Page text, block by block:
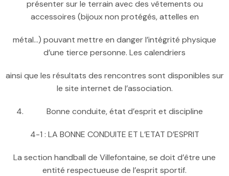
présenter sur le terrain avec des vêtements ou
accessoires (bijoux non protégés, attelles en
métal…) pouvant mettre en danger l’intégrité physique
d’une tierce personne. Les calendriers
ainsi que les résultats des rencontres sont disponibles sur
le site internet de l’association.
Bonne conduite, état d’esprit et discipline
4-1 : LA BONNE CONDUITE ET L’ETAT D’ESPRIT
La section handball de Villefontaine, se doit d’être une
entité respectueuse de l’esprit sportif.